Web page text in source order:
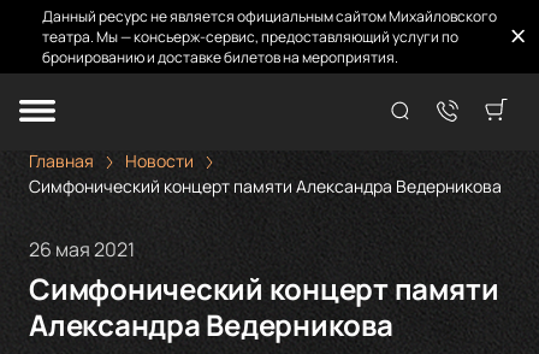
Данный ресурс не является официальным сайтом Михайловского
театра. Мы — консьерж-сервис, предоставляющий услуги по
бронированию и доставке билетов на мероприятия.
Главная
Новости
Симфонический концерт памяти Александра Ведерникова
26 мая 2021
Симфонический концерт памяти
Александра Ведерникова